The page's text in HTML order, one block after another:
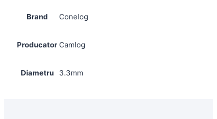
Brand Conelog
Producator Camlog
Diametru 3.3mm